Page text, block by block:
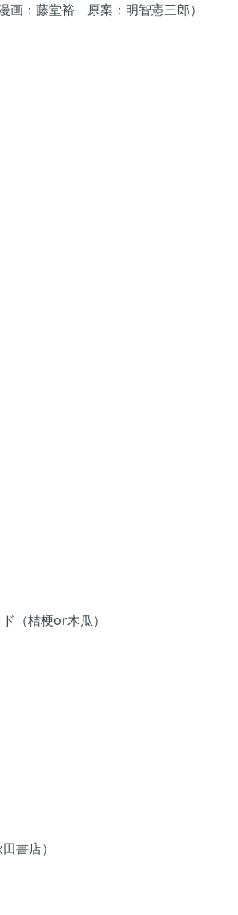
画：藤堂裕 原案：明智憲三郎）
（桔梗or木瓜）
書店）